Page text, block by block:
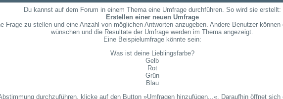
Du kannst auf dem Forum in einem Thema eine Umfrage durchführen. So wird sie erstellt:
Erstellen einer neuen Umfrage
Frage zu stellen und eine Anzahl von möglichen Antworten anzugeben. Andere Benutzer
wünschen und die Resultate der Umfrage werden im Thema angezeigt.
Eine Beispielumfrage könnte sein:
Was ist deine Lieblingsfarbe?
Gelb
Rot
Grün
Blau
durchzuführen, klicke auf den Button »Umfragen hinzufügen...«. Daraufhin öffnet